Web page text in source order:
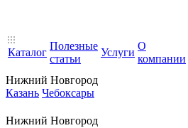
Каталог
Полезные
статьи
Услуги
О
компании
Нижний Новгород
Казань Чебоксары
Нижний Новгород